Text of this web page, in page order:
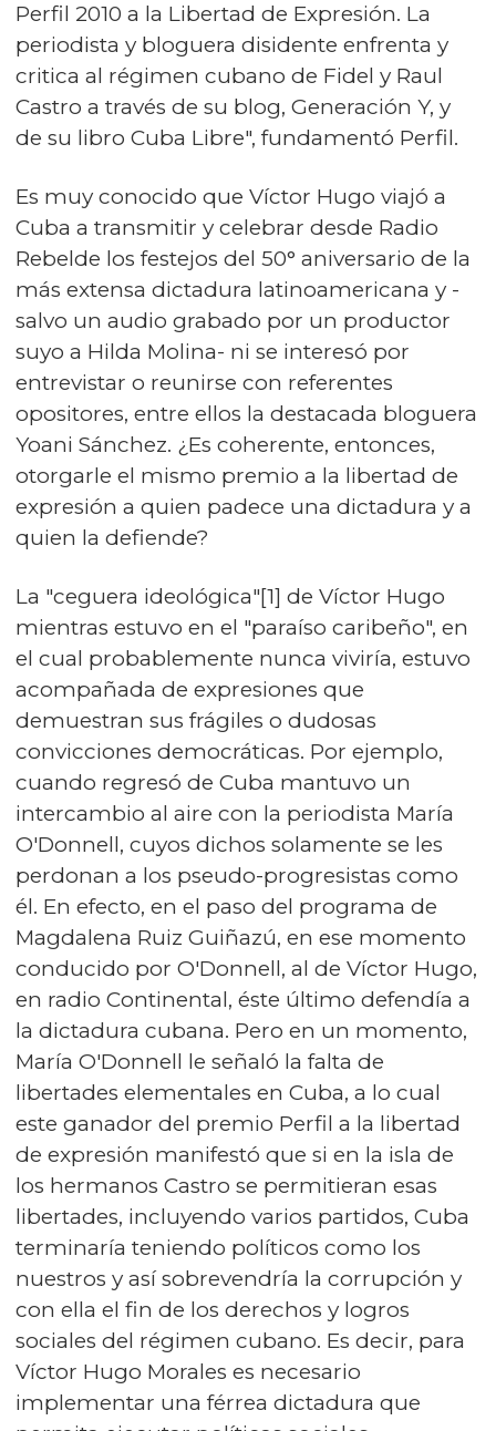
Perfil 2010 a la Libertad de Expresión. La
periodista y bloguera disidente enfrenta y
critica al régimen cubano de Fidel y Raul
Castro a través de su blog, Generación Y, y
de su libro Cuba Libre", fundamentó Perfil.
Es muy conocido que Víctor Hugo viajó a
Cuba a transmitir y celebrar desde Radio
Rebelde los festejos del 50° aniversario de la
más extensa dictadura latinoamericana y -
salvo un audio grabado por un productor
suyo a Hilda Molina- ni se interesó por
entrevistar o reunirse con referentes
opositores, entre ellos la destacada bloguera
Yoani Sánchez. ¿Es coherente, entonces,
otorgarle el mismo premio a la libertad de
expresión a quien padece una dictadura y a
quien la defiende?
La "ceguera ideológica"[1] de Víctor Hugo
mientras estuvo en el "paraíso caribeño", en
el cual probablemente nunca viviría, estuvo
acompañada de expresiones que
demuestran sus frágiles o dudosas
convicciones democráticas. Por ejemplo,
cuando regresó de Cuba mantuvo un
intercambio al aire con la periodista María
O'Donnell, cuyos dichos solamente se les
perdonan a los pseudo-progresistas como
él. En efecto, en el paso del programa de
Magdalena Ruiz Guiñazú, en ese momento
conducido por O'Donnell, al de Víctor Hugo,
en radio Continental, éste último defendía a
la dictadura cubana. Pero en un momento,
María O'Donnell le señaló la falta de
libertades elementales en Cuba, a lo cual
este ganador del premio Perfil a la libertad
de expresión manifestó que si en la isla de
los hermanos Castro se permitieran esas
libertades, incluyendo varios partidos, Cuba
terminaría teniendo políticos como los
nuestros y así sobrevendría la corrupción y
con ella el fin de los derechos y logros
sociales del régimen cubano. Es decir, para
Víctor Hugo Morales es necesario
implementar una férrea dictadura que